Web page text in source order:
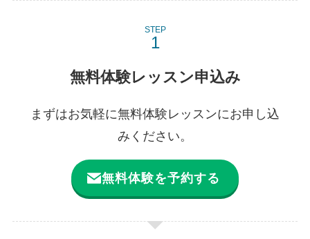
STEP
無料体験レッスン申込み
まずはお気軽に無料体験レッスンにお申し込
みください。
無料体験を予約する